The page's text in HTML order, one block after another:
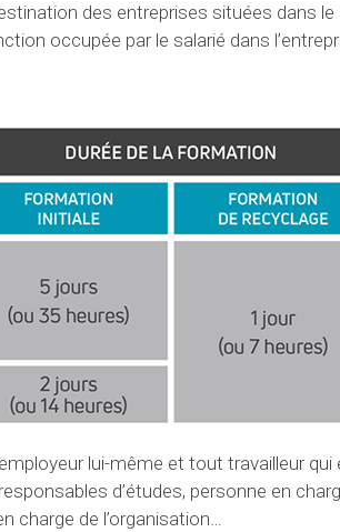
des entreprises situées dans
occupée par le salarié dans
lui-même et tout travailleur
d’études, personne en
charge de l’organisation…